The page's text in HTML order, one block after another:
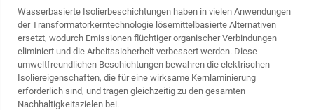
Wasserbasierte Isolierbeschichtungen haben in vielen Anwendungen
der Transformatorkerntechnologie lösemittelbasierte Alternativen
ersetzt, wodurch Emissionen flüchtiger organischer Verbindungen
eliminiert und die Arbeitssicherheit verbessert werden. Diese
umweltfreundlichen Beschichtungen bewahren die elektrischen
Isoliereigenschaften, die für eine wirksame Kernlaminierung
erforderlich sind, und tragen gleichzeitig zu den gesamten
Nachhaltigkeitszielen bei.